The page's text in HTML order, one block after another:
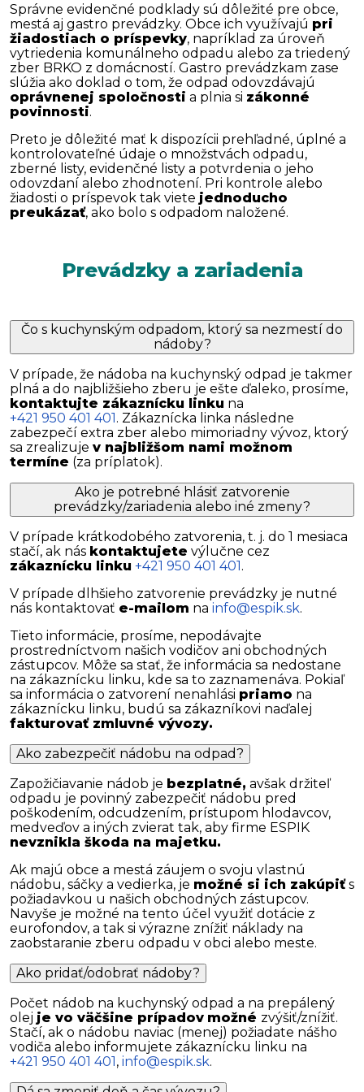
Správne evidenčné podklady sú dôležité pre obce,
mestá aj gastro prevádzky. Obce ich využívajú pri
žiadostiach o príspevky, napríklad za úroveň
vytriedenia komunálneho odpadu alebo za triedený
zber BRKO z domácností. Gastro prevádzkam zase
slúžia ako doklad o tom, že odpad odovzdávajú
oprávnenej spoločnosti a plnia si zákonné
povinnosti.
Preto je dôležité mať k dispozícii prehľadné, úplné a
kontrolovateľné údaje o množstvách odpadu,
zberné listy, evidenčné listy a potvrdenia o jeho
odovzdaní alebo zhodnotení. Pri kontrole alebo
žiadosti o príspevok tak viete jednoducho
preukázať, ako bolo s odpadom naložené.
Prevádzky a zariadenia
Čo s kuchynským odpadom, ktorý sa nezmestí do
nádoby?
V prípade, že nádoba na kuchynský odpad je takmer
plná a do najbližšieho zberu je ešte ďaleko, prosíme,
kontaktujte zákaznícku linku na
+421 950 401 401. Zákaznícka linka následne
zabezpečí extra zber alebo mimoriadny vývoz, ktorý
sa zrealizuje v najbližšom nami možnom
termíne (za príplatok).
Ako je potrebné hlásiť zatvorenie
prevádzky/zariadenia alebo iné zmeny?
V prípade krátkodobého zatvorenia, t. j. do 1 mesiaca
stačí, ak nás kontaktujete výlučne cez
zákaznícku linku +421 950 401 401.
V prípade dlhšieho zatvorenie prevádzky je nutné
nás kontaktovať e-mailom na info@espik.sk.
Tieto informácie, prosíme, nepodávajte
prostredníctvom našich vodičov ani obchodných
zástupcov. Môže sa stať, že informácia sa nedostane
na zákaznícku linku, kde sa to zaznamenáva. Pokiaľ
sa informácia o zatvorení nenahlási priamo na
zákaznícku linku, budú sa zákazníkovi naďalej
fakturovať zmluvné vývozy.
Ako zabezpečiť nádobu na odpad?
Zapožičiavanie nádob je bezplatné, avšak držiteľ
odpadu je povinný zabezpečiť nádobu pred
poškodením, odcudzením, prístupom hlodavcov,
medveďov a iných zvierat tak, aby firme ESPIK
nevznikla škoda na majetku.
Ak majú obce a mestá záujem o svoju vlastnú
nádobu, sáčky a vedierka, je možné si ich zakúpiťs
požiadavkou u našich obchodných zástupcov.
Navyše je možné na tento účel využiť dotácie z
eurofondov, a tak si výrazne znížiť náklady na
zaobstaranie zberu odpadu v obci alebo meste.
Ako pridať/odobrať nádoby?
Počet nádob na kuchynský odpad a na prepálený
olej je vo väčšine prípadov možné zvýšiť/znížiť.
Stačí, ak o nádobu naviac (menej) požiadate nášho
vodiča alebo informujete zákaznícku linku na
+421 950 401 401, info@espik.sk.